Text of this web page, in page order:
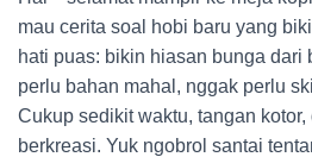
mau cerita soal hobi baru yang
hati puas: bikin hiasan bunga dari
perlu bahan mahal, nggak perlu
Cukup sedikit waktu, tangan
berkreasi. Yuk ngobrol santai